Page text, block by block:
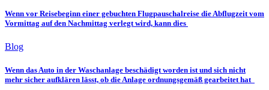
Wenn vor Reisebeginn einer gebuchten Flugpauschalreise die Abflugzeit vom
Vormittag auf den Nachmittag verlegt wird, kann dies
Blog
Wenn das Auto in der Waschanlage beschädigt worden ist und sich nicht
mehr sicher aufklären lässt, ob die Anlage ordnungsgemäß gearbeitet hat